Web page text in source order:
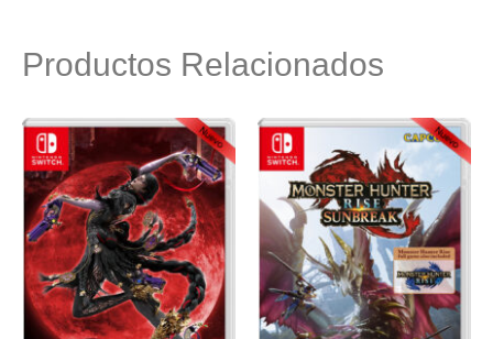
Productos Relacionados